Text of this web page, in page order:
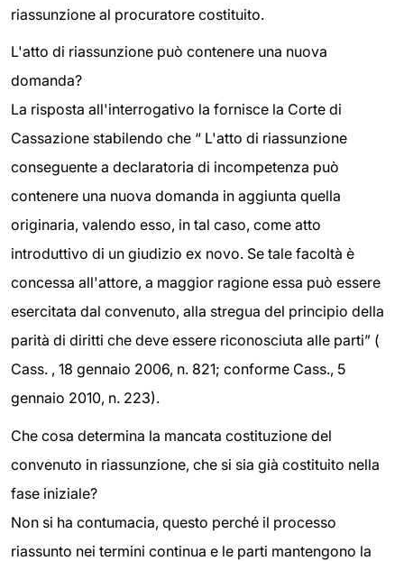
riassunzione al procuratore costituito.
L'atto di riassunzione può contenere una nuova
domanda?
La risposta all'interrogativo la fornisce la Corte di
Cassazione stabilendo che “ L'atto di riassunzione
conseguente a declaratoria di incompetenza può
contenere una nuova domanda in aggiunta quella
originaria, valendo esso, in tal caso, come atto
introduttivo di un giudizio ex novo. Se tale facoltà è
concessa all'attore, a maggior ragione essa può essere
esercitata dal convenuto, alla stregua del principio della
parità di diritti che deve essere riconosciuta alle parti” (
Cass. , 18 gennaio 2006, n. 821; conforme Cass., 5
gennaio 2010, n. 223).
Che cosa determina la mancata costituzione del
convenuto in riassunzione, che si sia già costituito nella
fase iniziale?
Non si ha contumacia, questo perché il processo
riassunto nei termini continua e le parti mantengono la